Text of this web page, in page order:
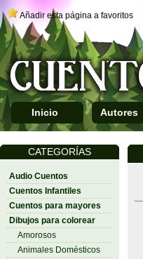
Añadir esta página a favoritos
Inicio Autores
CATEGORÍAS
Audio Cuentos
Cuentos Infantiles
Cuentos para mayores
Dibujos para colorear
Amorosos
Animales Domésticos